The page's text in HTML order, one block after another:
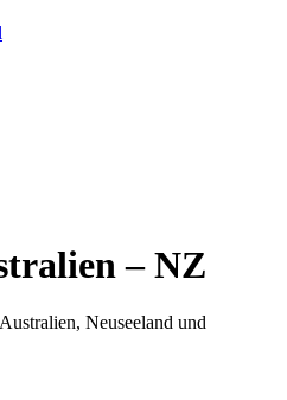
– NZ
Neuseeland und